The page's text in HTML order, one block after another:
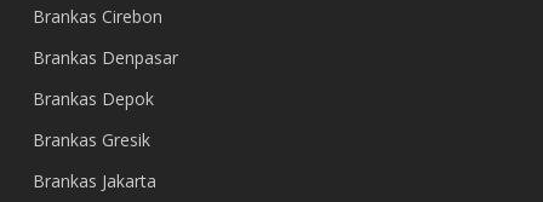
Brankas Cirebon
Brankas Denpasar
Brankas Depok
Brankas Gresik
Brankas Jakarta